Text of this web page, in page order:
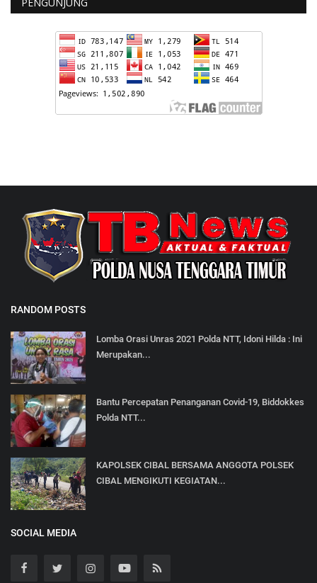
RANDOM POSTS
Lomba Orasi Unras 2021 Polda NTT, Idoni Hilda : Ini
Merupakan...
Bantu Percepatan Penanganan Covid-19, Biddokkes
Polda NTT...
KAPOLSEK CIBAL BERSAMA ANGGOTA POLSEK
CIBAL MENGIKUTI KEGIATAN...
SOCIAL MEDIA